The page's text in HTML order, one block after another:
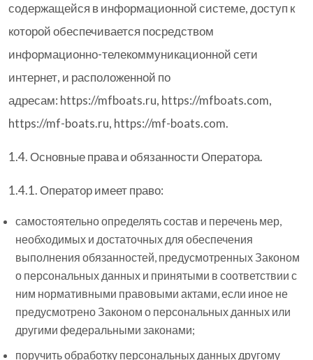
содержащейся в информационной системе, доступ к
которой обеспечивается посредством
информационно-телекоммуникационной сети
интернет, и расположенной по
адресам: https://mfboats.ru, https://mfboats.com,
https://mf-boats.ru, https://mf-boats.com.
1.4. Основные права и обязанности Оператора.
1.4.1. Оператор имеет право:
самостоятельно определять состав и перечень мер,
необходимых и достаточных для обеспечения
выполнения обязанностей, предусмотренных Законом
о персональных данных и принятыми в соответствии с
ним нормативными правовыми актами, если иное не
предусмотрено Законом о персональных данных или
другими федеральными законами;
поручить обработку персональных данных другому